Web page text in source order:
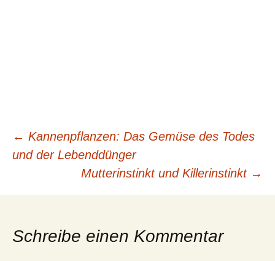
Beitragsnavigation
← Kannenpflanzen: Das Gemüse des Todes
und der Lebenddünger
Mutterinstinkt und Killerinstinkt →
Schreibe einen Kommentar